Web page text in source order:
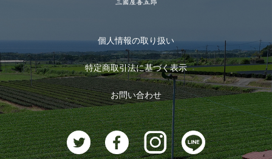
お茶のギフト
おすすめのお茶
お茶に合うスイーツ
ログイン
ログアウト
個人情報の取り扱い
特定商取引法に基づく表示
お問い合わせ